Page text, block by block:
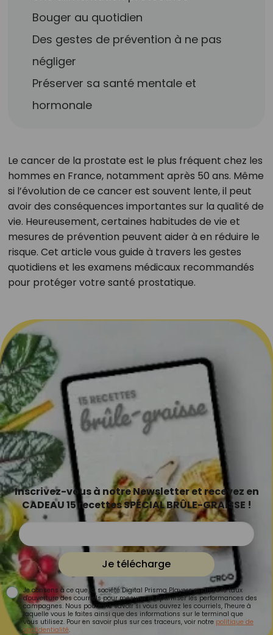
Bouger au quotidien
Des gestes de prévention à ne pas
négliger
Préserver sa santé mentale et
hormonale
Le cancer de la prostate est le plus fréquent chez les
hommes en France, notamment après 50 ans. Même
si l’évolution de ce cancer est souvent lente, il peut
avoir des conséquences importantes sur la qualité de
vie. Heureusement, certaines habitudes de vie et
mesures de prévention peuvent aider à en réduire le
risque. Cet article vous guide à travers les gestes
quotidiens et les examens médicaux recommandés
pour protéger votre santé prostatique.
Inscrivez-vous à notre Newsletter et recevez en
CADEAU 15 recettes SPÉCIAL BRÛLE-GRAISSE !
Je télécharge
Je consens à ce que la société Digital Prisma Players analyse le taux
d'ouverture des courriels pour mesurer et optimiser les performances des
campagnes. Nous pourrons savoir si vous ouvrez les courriels, l'heure à
laquelle vous le faites ainsi que des informations sur le terminal que
vous utilisez. Pour en savoir plus sur ces traceurs, voir notre politique de
confidentialité.